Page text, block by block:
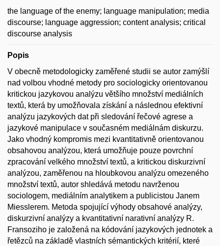
the language of the enemy; language manipulation; media
discourse; language aggression; content analysis; critical
discourse analysis
Popis
V obecně metodologicky zaměřené studii se autor zamýšlí
nad volbou vhodné metody pro sociologicky orientovanou
kritickou jazykovou analýzu většího množství mediálních
textů, která by umožňovala získání a následnou efektivní
analýzu jazykových dat při sledování řečové agrese a
jazykové manipulace v současném mediálnám diskurzu.
Jako vhodný kompromis mezi kvantitativně orientovanou
obsahovou analýzou, která umožňuje pouze povrchní
zpracování velkého množství textů, a kritickou diskurzivní
analýzou, zaměřenou na hloubkovou analýzu omezeného
množství textů, autor shledává metodu navrženou
sociologem, mediálním analytikem a publicistou Janem
Miesslerem. Metoda spojující výhody obsahové analýzy,
diskurzivní analýzy a kvantitativní narativní analýzy R.
Fransoziho je založená na kódování jazykových jednotek a
řetězců na základě vlastních sémantických kritérií, které